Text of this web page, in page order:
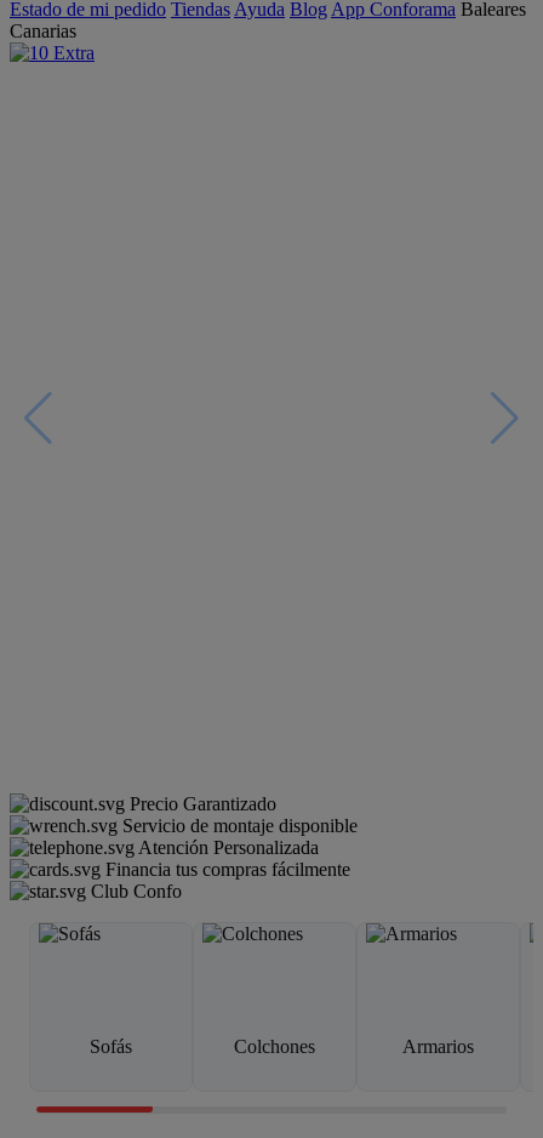
Estado de mi pedido Tiendas Ayuda Blog App Conforama Baleares
Canarias
Precio Garantizado
Servicio de montaje disponible
Atención Personalizada
Financia tus compras fácilmente
Club Confo
Sofás Colchones Armarios